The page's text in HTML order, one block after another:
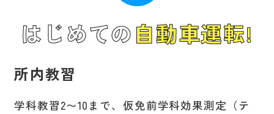
はじめての自動車運転!
所内教習
学科教習2〜10まで、仮免前学科効果測定（テ